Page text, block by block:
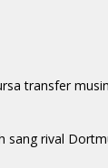
transfer
rival